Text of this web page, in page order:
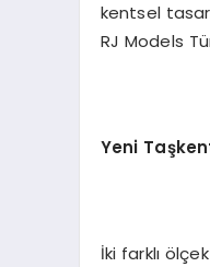
kentsel
RJ Models
Yeni
İki farklı